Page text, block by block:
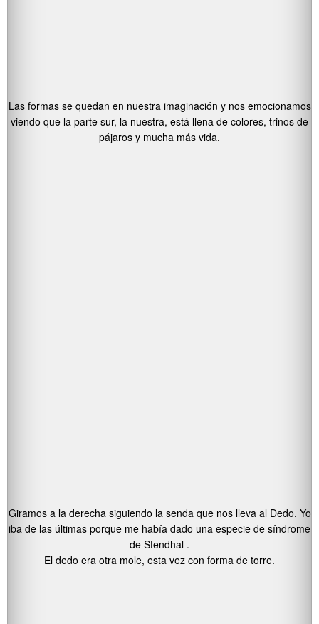
Las formas se quedan en nuestra imaginación y nos emocionamos
viendo que la parte sur, la nuestra, está llena de colores, trinos de
pájaros y mucha más vida.
Giramos a la derecha siguiendo la senda que nos lleva al Dedo. Yo
iba de las últimas porque me había dado una especie de síndrome
de Stendhal .
El dedo era otra mole, esta vez con forma de torre.